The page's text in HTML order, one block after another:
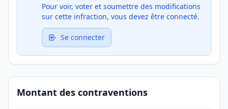
Pour voir, voter et soumettre des modifications
sur cette infraction, vous devez être connecté.
Se connecter
Montant des contraventions